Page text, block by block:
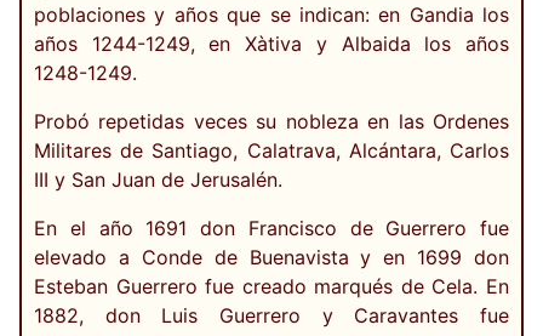
poblaciones y años que se indican: en Gandia los
años 1244-1249, en Xàtiva y Albaida los años
1248-1249.
Probó repetidas veces su nobleza en las Ordenes
Militares de Santiago, Calatrava, Alcántara, Carlos
III y San Juan de Jerusalén.
En el año 1691 don Francisco de Guerrero fue
elevado a Conde de Buenavista y en 1699 don
Esteban Guerrero fue creado marqués de Cela. En
1882, don Luis Guerrero y Caravantes fue